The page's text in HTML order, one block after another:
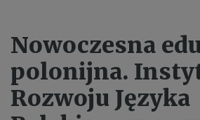
Nowoczesna
polonijna.
Rozwoju Języka